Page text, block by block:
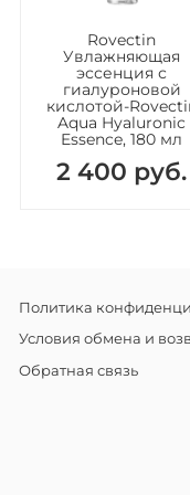
Rovectin
Увлажняющая
эссенция с
гиалуроновой
кислотой-
Aqua Hyaluronic
Essence, 180 мл
2 400 руб.
Политика
Условия обмена и
Обратная связь